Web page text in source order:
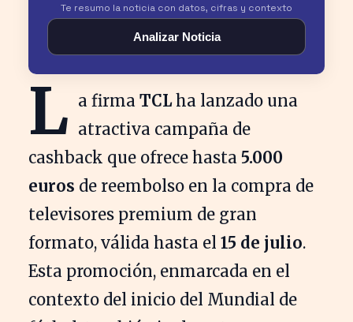
Te resumo la noticia con datos, cifras y contexto
Analizar Noticia
L a firma TCLha lanzado una
atractiva campaña de
cashback que ofrece hasta 5.000
euros de reembolso en la compra de
televisores premium de gran
formato, válida hasta el 15 de julio.
Esta promoción, enmarcada en el
contexto del inicio del Mundial de